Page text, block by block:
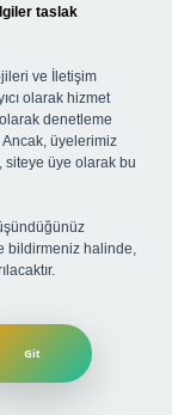
taslak
ve İletişim
olarak hizmet
denetleme
Ancak, üyelerimiz
siteye üye olarak bu
bildirmeniz halinde,